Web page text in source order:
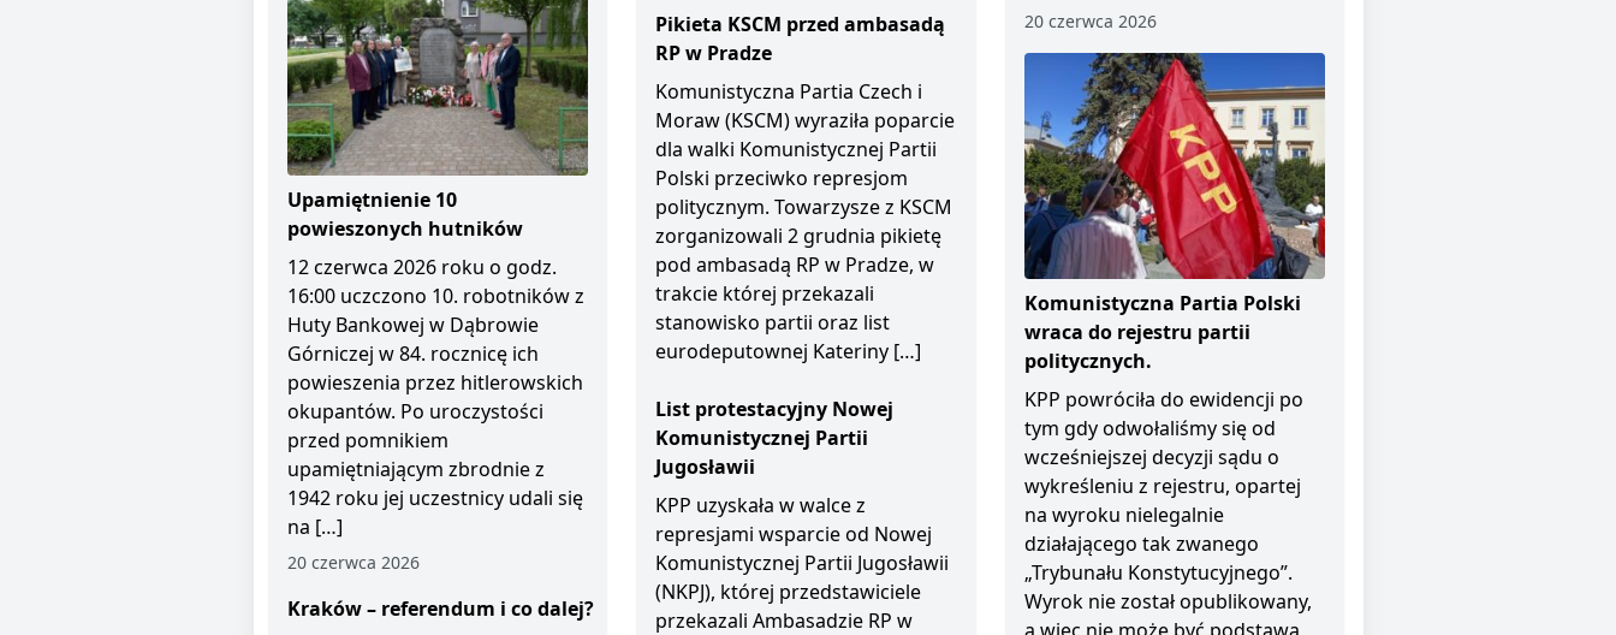
Upamiętnienie 10
powieszonych hutników
12 czerwca 2026 roku o godz.
16:00 uczczono 10. robotników z
Huty Bankowej w Dąbrowie
Górniczej w 84. rocznicę ich
powieszenia przez hitlerowskich
okupantów. Po uroczystości
przed pomnikiem
upamiętniającym zbrodnie z
1942 roku jej uczestnicy udali się
na […]
20 czerwca 2026
Kraków – referendum i co dalej?
Pikieta KSCM przed ambasadą
RP w Pradze
Komunistyczna Partia Czech i
Moraw (KSCM) wyraziła poparcie
dla walki Komunistycznej Partii
Polski przeciwko represjom
politycznym. Towarzysze z KSCM
zorganizowali 2 grudnia pikietę
pod ambasadą RP w Pradze, w
trakcie której przekazali
stanowisko partii oraz list
eurodeputownej Kateriny […]
List protestacyjny Nowej
Komunistycznej Partii
Jugosławii
KPP uzyskała w walce z
represjami wsparcie od Nowej
Komunistycznej Partii Jugosławii
(NKPJ), której przedstawiciele
przekazali Ambasadzie RP w
20 czerwca 2026
Komunistyczna Partia Polski
wraca do rejestru partii
politycznych.
KPP powróciła do ewidencji po
tym gdy odwołaliśmy się od
wcześniejszej decyzji sądu o
wykreśleniu z rejestru, opartej
na wyroku nielegalnie
działającego tak zwanego
„Trybunału Konstytucyjnego”.
Wyrok nie został opublikowany,
a więc nie może być podstawą